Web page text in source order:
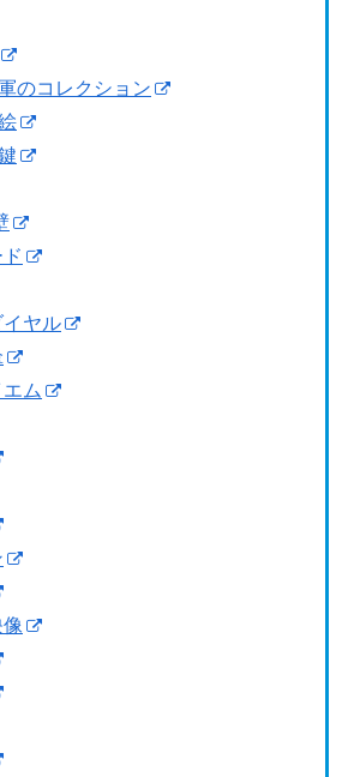
のコレクション
ヤル
ム